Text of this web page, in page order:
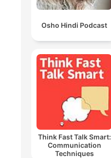
Osho Hindi Podcast
Think Fast Talk Smart:
Communication
Techniques